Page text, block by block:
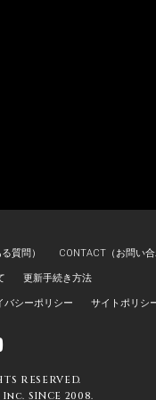
質問） CONTACT（お問い合
更新手続き方法
バシーポリシー サイトポリシ
RESERVED.
SINCE 2008.